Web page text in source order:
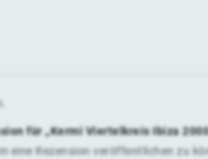
für „Kermi Viertelkreis Ibiza
eine Rezension veröffentlichen zu